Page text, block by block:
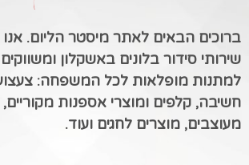
ברוכים הבאים לאתר מיסטר הליום.
שירותי סידור בלונים באשקלון ומשווקים
למתנות מופלאות לכל המשפחה:
חשיבה, קלפים ומוצרי אספנות
מעוצבים, מוצרים לחגים ועוד.